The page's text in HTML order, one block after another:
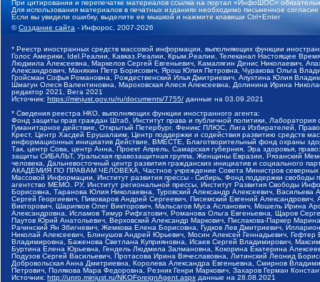
При цитировании и перепечатке материалов ссылка на портал «ИнфоШОС»
Для использования материалов в печатных изданиях необходимо письменное
Если вы увидели ошибку, выделите ее мышкой и нажмите клавиши Ctrl+Enter
©Создание сайта - Инфорос, 2007-2026
* Реестр иностранных средств массовой информации, выполняющих функции
Голос Америки, Idel.Реалии, Кавказ.Реалии, Крым.Реалии, Телеканал Настоящее
Людмила Алексеевна, Маркелов Сергей Евгеньевич, Камалягин Денис Николаевич,
Александрович, Маняхин Петр Борисович, Ярош Юлия Петровна, Чуракова Ольга
Гройсман Софья Романовна, Рождественский Илья Дмитриевич, Апухтина Юлия
Шмагун Олеся Валентиновна, Мароховская Алеся Алексеевна, Долинина Ирина
редактор 2021, Вега 2021
Источник: https://minjust.gov.ru/ru/documents/7755/ данные на 03.09.2021
* Сведения реестра НКО, выполняющих функции иностранного агента:
Фонд защиты прав граждан Штаб, Институт права и публичной политики,
Гуманитарное действие, Открытый Петербург, Феникс ПЛЮС, Лига Избирателей,
Крест, Центр Хасдей Ерушалаим, Центр поддержки и содействия развитию средств
информационных инициатив Действие, ВМЕСТЕ, Благотворительный фонд охраны
Так, центр Сова, центр Анна, Проект Апрель, Самарская губерния, Эра здоровья,
защиты СИБАЛЬТ, Уральская правозащитная группа, Женщины Евразии, Рязанский
человека, Дальневосточный центр развития гражданских инициатив и социального
АКАДЕМИЯ ПО ПРАВАМ ЧЕЛОВЕКА, Частное учреждение Совета Министров северных
Массовой Информации, Институт развития прессы - Сибирь, Фонд поддержки
агентство МЕМО. РУ, Институт региональной прессы, Институт Развития Свободы
Борисовна, Таранова Юлия Николаевна, Туровский Александр Алексеевич,
Сергей Георгиевич, Пивоваров Андрей Сергеевич, Писемский Евгений
Викторович, Шарипков Олег Викторович, Мальсагов Муса Асланович, Мошель Ирина
Александровна, Исламов Тимур Рифгатович, Романова Ольга Евгеньевна, Щаров
Паутов Юрий Анатольевич, Верховский Александр Маркович, Пислакова-Паркер
Рачинский Ян Збигневич, Жемкова Елена Борисовна, Гудков Лев Дмитриевич,
Николай Алексеевич, Блинушов Андрей Юрьевич, Мосин Алексей Геннадьевич,
Владимировна, Баженова Светлана Куприяновна, Исаев Сергей Владимирович,
Буртина Елена Юрьевна, Гендель Людмила Залмановна, Кокорина Екатерина
Подузов Сергей Васильевич, Протасова Ирина Вячеславовна, Литинский Леонид
Добровольская Анна Дмитриевна, Королева Александра Евгеньевна, Смирнов
Петрович, Полякова Мара Федоровна, Резник Генри Маркович, Захаров Герман
Источник: http://unro.minjust.ru/NKOForeignAgent.aspx данные на 28.08.2021